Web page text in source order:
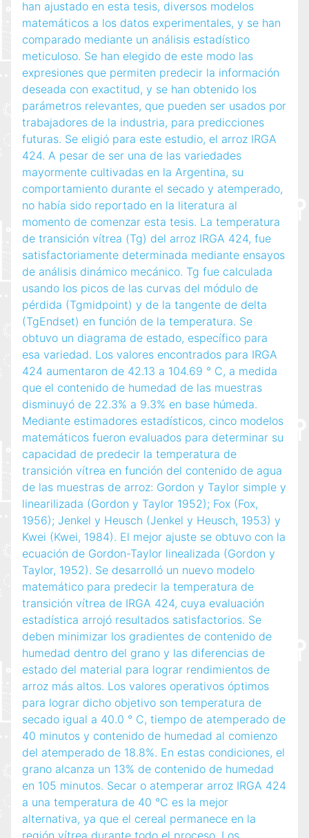
han ajustado en esta tesis, diversos modelos
matemáticos a los datos experimentales, y se han
comparado mediante un análisis estadístico
meticuloso. Se han elegido de este modo las
expresiones que permiten predecir la información
deseada con exactitud, y se han obtenido los
parámetros relevantes, que pueden ser usados por
trabajadores de la industria, para predicciones
futuras. Se eligió para este estudio, el arroz IRGA
424. A pesar de ser una de las variedades
mayormente cultivadas en la Argentina, su
comportamiento durante el secado y atemperado,
no había sido reportado en la literatura al
momento de comenzar esta tesis. La temperatura
de transición vítrea (Tg) del arroz IRGA 424, fue
satisfactoriamente determinada mediante ensayos
de análisis dinámico mecánico. Tg fue calculada
usando los picos de las curvas del módulo de
pérdida (Tgmidpoint) y de la tangente de delta
(TgEndset) en función de la temperatura. Se
obtuvo un diagrama de estado, específico para
esa variedad. Los valores encontrados para IRGA
424 aumentaron de 42.13 a 104.69 ° C, a medida
que el contenido de humedad de las muestras
disminuyó de 22.3% a 9.3% en base húmeda.
Mediante estimadores estadísticos, cinco modelos
matemáticos fueron evaluados para determinar su
capacidad de predecir la temperatura de
transición vítrea en función del contenido de agua
de las muestras de arroz: Gordon y Taylor simple y
linearilizada (Gordon y Taylor 1952); Fox (Fox,
1956); Jenkel y Heusch (Jenkel y Heusch, 1953) y
Kwei (Kwei, 1984). El mejor ajuste se obtuvo con la
ecuación de Gordon-Taylor linealizada (Gordon y
Taylor, 1952). Se desarrolló un nuevo modelo
matemático para predecir la temperatura de
transición vítrea de IRGA 424, cuya evaluación
estadística arrojó resultados satisfactorios. Se
deben minimizar los gradientes de contenido de
humedad dentro del grano y las diferencias de
estado del material para lograr rendimientos de
arroz más altos. Los valores operativos óptimos
para lograr dicho objetivo son temperatura de
secado igual a 40.0 ° C, tiempo de atemperado de
40 minutos y contenido de humedad al comienzo
del atemperado de 18.8%. En estas condiciones, el
grano alcanza un 13% de contenido de humedad
en 105 minutos. Secar o atemperar arroz IRGA 424
a una temperatura de 40 °C es la mejor
alternativa, ya que el cereal permanece en la
región vítrea durante todo el proceso. Los